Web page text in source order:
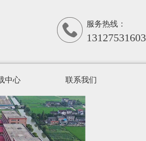
服务热线：
13127531603
中心 联系我们